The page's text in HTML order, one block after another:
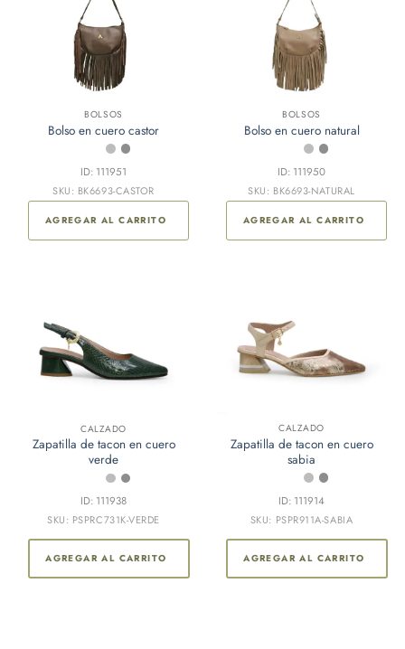
BOLSOS
Bolso en cuero castor
ID: 111951
SKU: BK6693-CASTOR
AGREGAR AL CARRITO
BOLSOS
Bolso en cuero natural
ID: 111950
SKU: BK6693-NATURAL
AGREGAR AL CARRITO
CALZADO
Zapatilla de tacon en cuero
verde
ID: 111938
SKU: PSPRC731K-VERDE
AGREGAR AL CARRITO
CALZADO
Zapatilla de tacon en cuero
sabia
ID: 111914
SKU: PSPR911A-SABIA
AGREGAR AL CARRITO